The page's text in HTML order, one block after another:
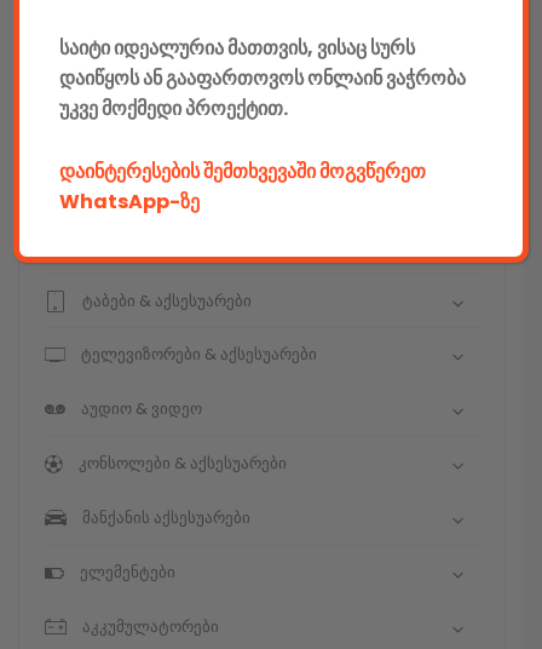
კომპიუტერები & აქსესუარები
კამერები & აქსესუარები
ტაბები & აქსესუარები
ტელევიზორები & აქსესუარები
აუდიო & ვიდეო
კონსოლები & აქსესუარები
მანქანის აქსესუარები
ელემენტები
აკკუმულატორები
საიტი იდეალურია მათთვის, ვისაც სურს
დაიწყოს ან გააფართოვოს ონლაინ ვაჭრობა
უკვე მოქმედი პროექტით.
დაინტერესების შემთხვევაში მოგვწერეთ
WhatsApp-ზე